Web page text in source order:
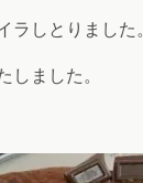
しとりました。
ました。